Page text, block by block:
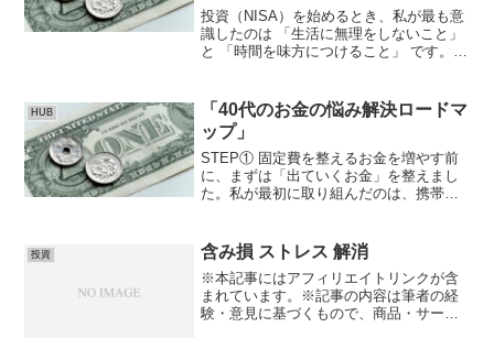
投資（NISA）を始めるとき、私が最も意
識したのは 「生活に無理をしないこと」
と 「時間を味方につけること」 です。無
してしまうからです。例えば、毎月3万円
積み立てる...
HUB
「40代のお金の悩み解決ロードマ
ップ」
STEP① 固定費を整えるお金を増やす前
に、まずは「出ていくお金」を整えまし
た。私が最初に取り組んだのは、携帯料
月続きます。私自身も、固定費を見直し
たことで以前より家計...
投資 含み損 ストレス 解消
※本記事にはアフィリエイトリンクが含
まれています。※記事の内容は筆者の経
験・意見に基づくもので、商品・サービ